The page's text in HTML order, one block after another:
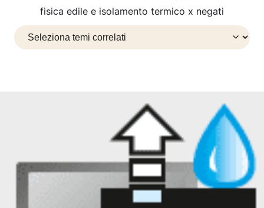
fisica edile e isolamento termico x negati